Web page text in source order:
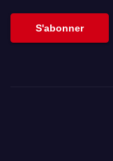
S'abonner